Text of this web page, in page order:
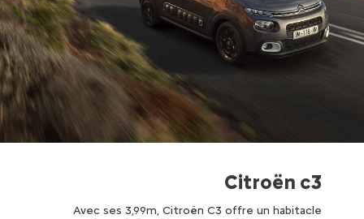
Citroën c3
Avec ses 3,99m, Citroën C3 offre un habitacle